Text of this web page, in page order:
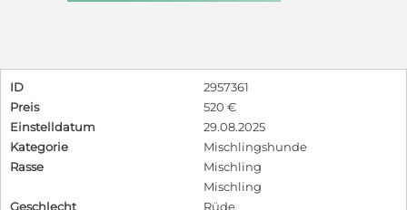
ID
2957361
Preis
520 €
Einstelldatum
29.08.2025
Kategorie
Mischlingshunde
Rasse
Mischling
Mischling
Geschlecht
Rüde